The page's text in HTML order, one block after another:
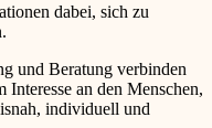
dabei, sich zu
und Beratung verbinden
an den Menschen,
individuell und